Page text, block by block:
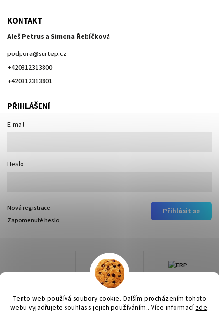
Tento web používá soubory cookie. Dalším procházením tohoto
webu vyjadřujete souhlas s jejich používáním.. Více informací zde.
KONTAKT
Aleš Petrus a Simona Řebíčková
podpora@surtep.cz
+420312313800
+420312313801
PŘIHLÁŠENÍ
E-mail
Heslo
Přihlásit se
Nová registrace
Zapomenuté heslo